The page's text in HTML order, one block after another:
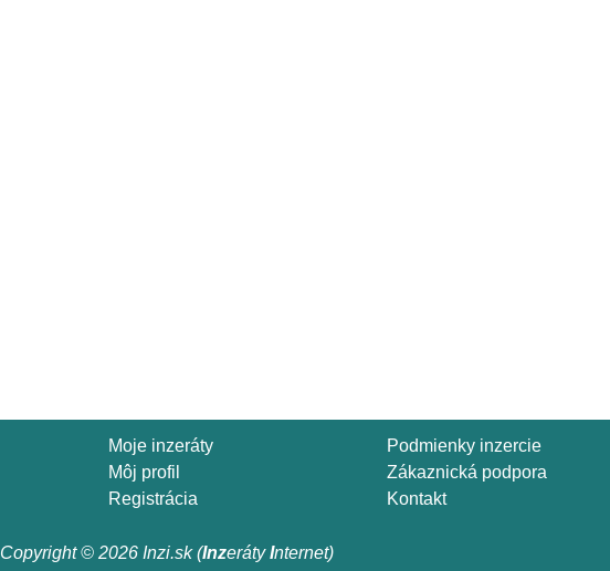
Moje inzeráty
Môj profil
Registrácia
Podmienky inzercie
Zákaznická podpora
Kontakt
Copyright © 2026 Inzi.sk (InzerátyInternet)